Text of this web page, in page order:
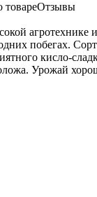
товареОтзывы
побегах.
кисло-
Урожай